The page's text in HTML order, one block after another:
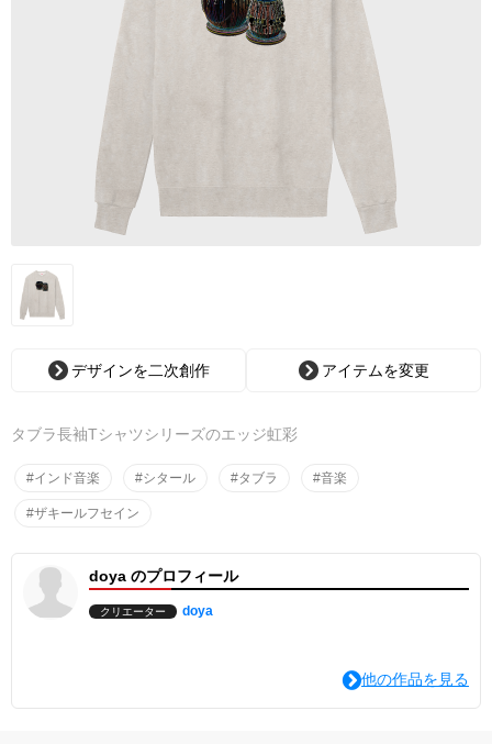
デザインを二次創作 アイテムを変更
タブラ長袖Tシャツシリーズのエッジ虹彩
#インド音楽 #シタール #タブラ #音楽
#ザキールフセイン
doya のプロフィール
クリエーター doya
他の作品を見る